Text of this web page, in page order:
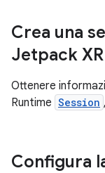
Crea una
Jetpack XR
Ottenere
Runtime Session
Configura